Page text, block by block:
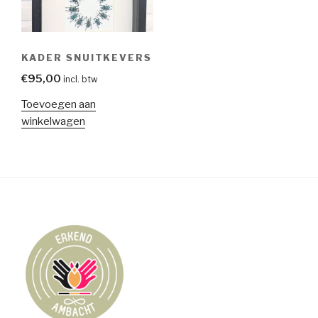
KADER SNUITKEVERS
€95,00 incl. btw
Toevoegen aan
winkelwagen